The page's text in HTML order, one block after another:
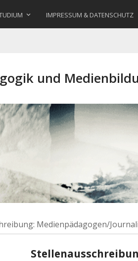
IMPRESSUM & DATENSCHUTZ
und
Medienpädagogen/